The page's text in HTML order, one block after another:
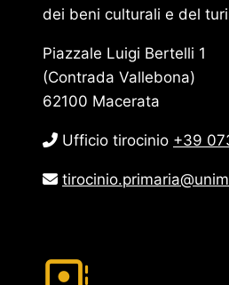
dei beni culturali e del
Piazzale Luigi Bertelli 1
(Contrada Vallebona)
62100 Macerata
Ufficio tirocinio +39